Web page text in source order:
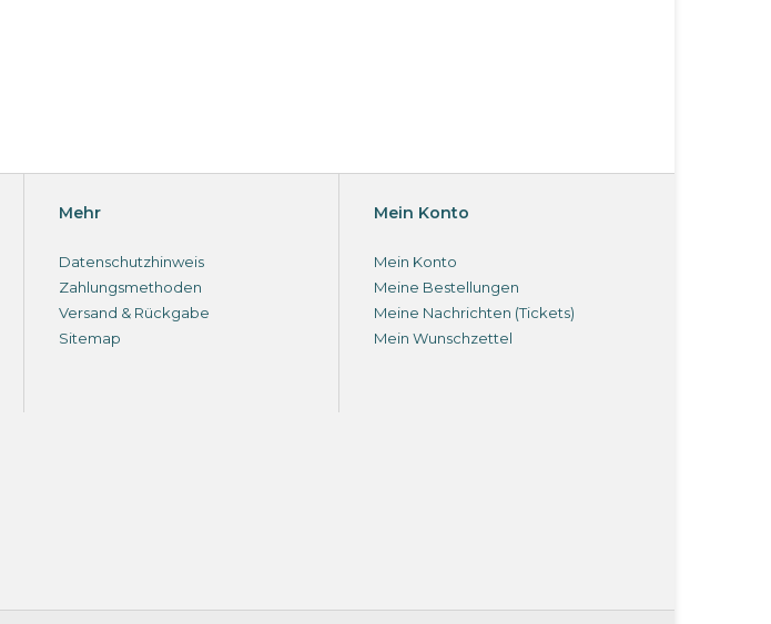
Mehr
Datenschutzhinweis
Zahlungsmethoden
Versand & Rückgabe
Sitemap
Mein Konto
Mein Konto
Meine Bestellungen
Meine Nachrichten (Tickets)
Mein Wunschzettel